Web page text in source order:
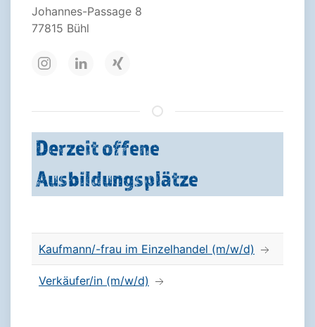
Johannes-Passage 8
77815 Bühl
Derzeit offene
Ausbildungsplätze
Kaufmann/-frau im Einzelhandel (m/w/d)
Verkäufer/in (m/w/d)